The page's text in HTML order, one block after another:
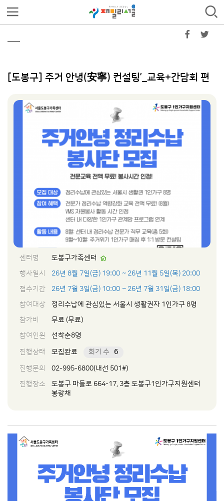
[도봉구] 주거 안녕(安寧) 컨설팅’_교육+간담회 편
센터명
도봉구가족센터
행사일시
26년 8월 7일(금) 19:00 ~ 26년 11월 5일(목) 20:00
접수기간
26년 7월 3일(금) 10:00 ~ 26년 7월 31일(금) 18:00
참여대상
정리수납에 관심있는 서울시 생활권자 1인가구 8명
참가비
무료 (무료)
참여인원
선착순8명
진행상태 모집완료 회기 수 6
진행문의
02-995-6800(내선 501#)
진행장소
도봉구 마들로 664-17, 3층 도봉구1인가구지원센터
봉랑채